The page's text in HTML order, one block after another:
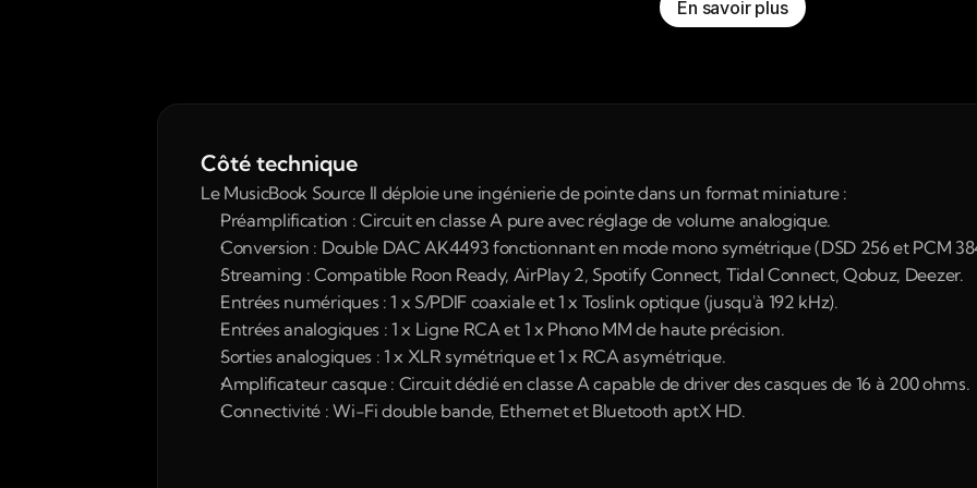
En savoir plus
Côté technique
Le MusicBook Source II déploie une ingénierie de pointe dans un format miniature :
Préamplification : Circuit en classe A pure avec réglage de volume analogique.
Conversion : Double DAC AK4493 fonctionnant en mode mono symétrique (DSD 256 et PCM
Streaming : Compatible Roon Ready, AirPlay 2, Spotify Connect, Tidal Connect, Qobuz, Deezer.
Entrées numériques : 1 x S/PDIF coaxiale et 1 x Toslink optique (jusqu'à 192 kHz).
Entrées analogiques : 1 x Ligne RCA et 1 x Phono MM de haute précision.
Sorties analogiques : 1 x XLR symétrique et 1 x RCA asymétrique.
Amplificateur casque : Circuit dédié en classe A capable de driver des casques de 16 à 200 ohms.
Connectivité : Wi-Fi double bande, Ethernet et Bluetooth aptX HD.